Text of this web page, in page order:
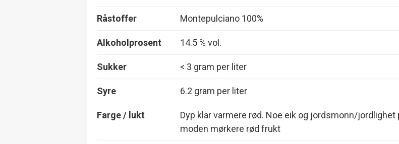
Råstoffer Montepulciano 100%
Alkoholprosent 14.5 % vol.
Sukker < 3 gram per liter
Syre 6.2 gram per liter
Farge / lukt
Dyp klar varmere rød. Noe eik og jordsmonn/jordlighet
moden mørkere rød frukt